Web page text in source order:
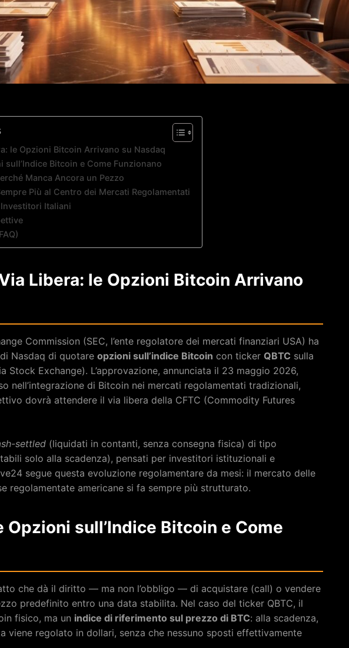
le Opzioni Bitcoin Arrivano su Nasdaq
sull’Indice Bitcoin e Come Funzionano
Manca Ancora un Pezzo
Più al Centro dei Mercati Regolamentati
Italiani
Libera: le Opzioni Bitcoin Arrivano
Commission (SEC, l’ente regolatore dei mercati finanziari USA) ha
Nasdaq di quotare opzioni sull’indice Bitcoin con ticker QBTC sulla
Stock Exchange). L’approvazione, annunciata il 23 maggio 2026,
nell’integrazione di Bitcoin nei mercati regolamentati tradizionali,
dovrà attendere il via libera della CFTC (Commodity Futures
settled (liquidati in contanti, senza consegna fisica) di tipo
solo alla scadenza), pensati per investitori istituzionali e
segue questa evoluzione regolamentare da mesi: il mercato delle
regolamentate americane si fa sempre più strutturato.
Opzioni sull’Indice Bitcoin e Come
che dà il diritto — ma non l’obbligo — di acquistare (call) o vendere
predefinito entro una data stabilita. Nel caso del ticker QBTC, il
fisico, ma un indice di riferimento sul prezzo di BTC: alla scadenza,
viene regolato in dollari, senza che nessuno sposti effettivamente